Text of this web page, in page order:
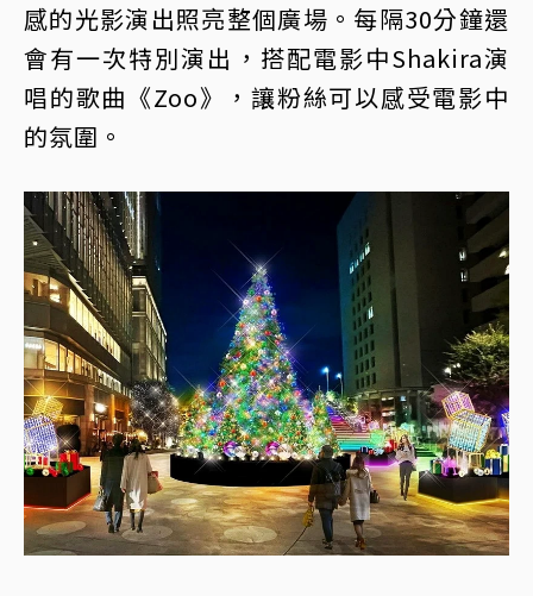
感的光影演出照亮整個廣場。每隔30分鐘還
會有一次特別演出，搭配電影中Shakira演
唱的歌曲《Zoo》，讓粉絲可以感受電影中
的氛圍。